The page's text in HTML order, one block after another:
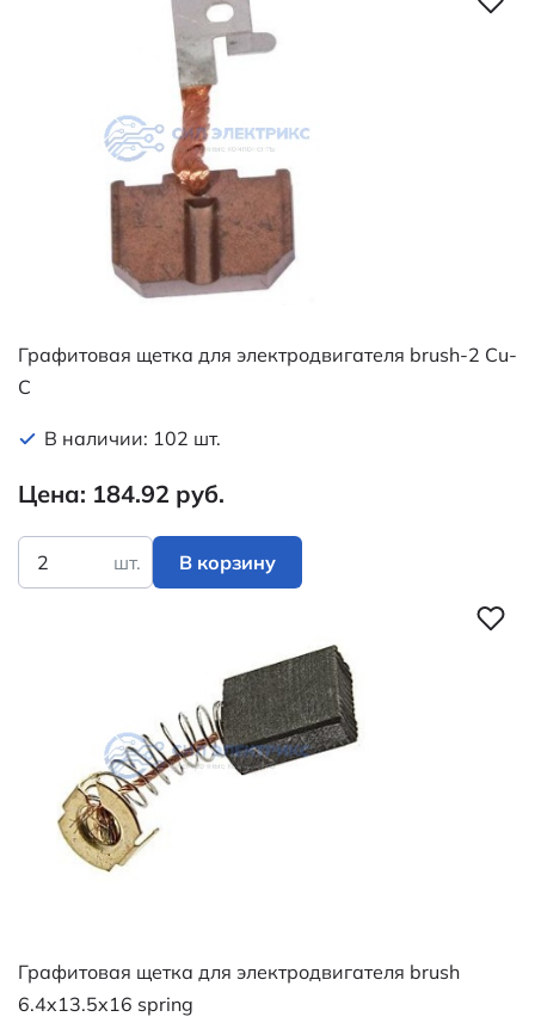
Графитовая щетка для электродвигателя brush-2 Cu-
C
В наличии: 102 шт.
Цена: 184.92 руб.
шт. В корзину
Графитовая щетка для электродвигателя brush
6.4x13.5x16 spring